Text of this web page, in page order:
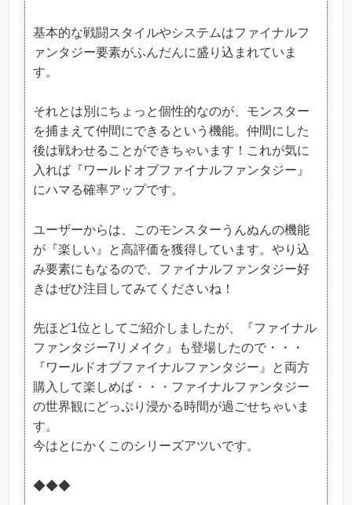
基本的な戦闘スタイルやシステムはファイナルフ
ァンタジー要素がふんだんに盛り込まれていま
す。
それとは別にちょっと個性的なのが、モンスター
を捕まえて仲間にできるという機能。仲間にした
後は戦わせることができちゃいます！これが気に
入れば『ワールドオブファイナルファンタジー』
にハマる確率アップです。
ユーザーからは、このモンスターうんぬんの機能
が『楽しい』と高評価を獲得しています。やり込
み要素にもなるので、ファイナルファンタジー好
きはぜひ注目してみてくださいね！
先ほど1位としてご紹介しましたが、『ファイナル
ファンタジー7リメイク』も登場したので・・・
『ワールドオブファイナルファンタジー』と両方
購入して楽しめば・・・ファイナルファンタジー
の世界観にどっぷり浸かる時間が過ごせちゃいま
す。
今はとにかくこのシリーズアツいです。
◆◆◆